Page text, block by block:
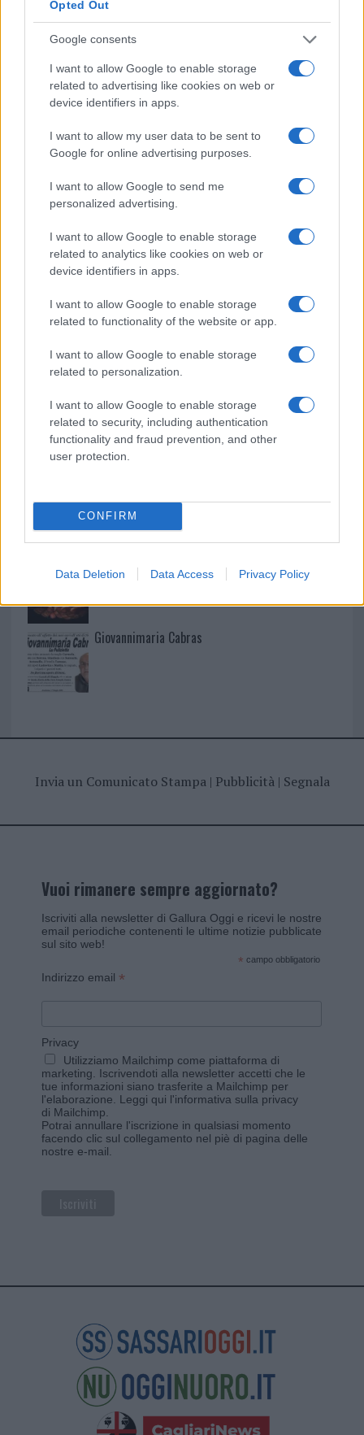
Opted Out
Google consents
I want to allow Google to enable storage
related to advertising like cookies on web or
device identifiers in apps.
I want to allow my user data to be sent to
Google for online advertising purposes.
I want to allow Google to send me
personalized advertising.
I want to allow Google to enable storage
related to analytics like cookies on web or
device identifiers in apps.
I want to allow Google to enable storage
related to functionality of the website or app.
I want to allow Google to enable storage
related to personalization.
I want to allow Google to enable storage
related to security, including authentication
functionality and fraud prevention, and other
user protection.
CONFIRM
Data Deletion Data Access Privacy Policy
Martina Agostina Diturco
I nostri cari
I nostri cari
I nostri cari
Giovannimaria Cabras
Invia un Comunicato Stampa| Pubblicità| Segnala
Vuoi rimanere sempre aggiornato?
Iscriviti alla newsletter di Gallura Oggi e ricevi le nostre
email periodiche contenenti le ultime notizie pubblicate
sul sito web!
* campo obbligatorio
Indirizzo email *
Privacy
Utilizziamo Mailchimp come piattaforma di
marketing. Iscrivendoti alla newsletter accetti che le
tue informazioni siano trasferite a Mailchimp per
l'elaborazione. Leggi qui l'informativa sulla privacy
di Mailchimp
Potrai annullare l'iscrizione in qualsiasi momento
facendo clic sul collegamento nel piè di pagina delle
nostre e-mail.